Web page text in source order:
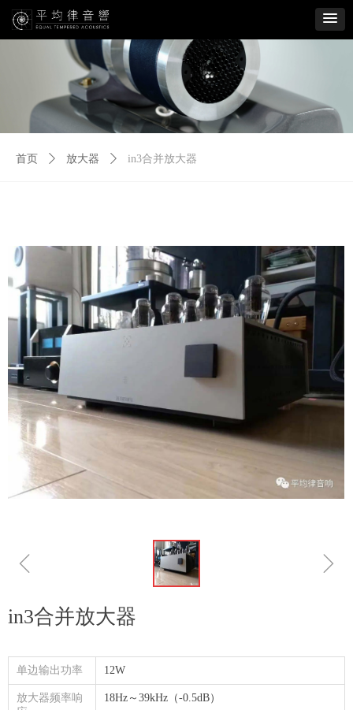
首页 ꄲ 放大器 ꄲ in3合并放大器
ꁆ ꁇ
in3合并放大器
单边输出功率 12W
放大器频率响
18Hz～39kHz（-0.5dB）